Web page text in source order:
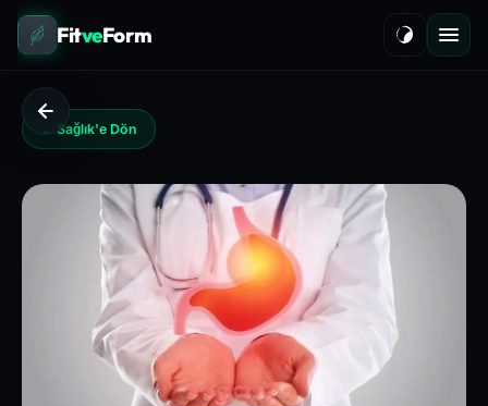
FitveForm
← Sağlık'e Dön